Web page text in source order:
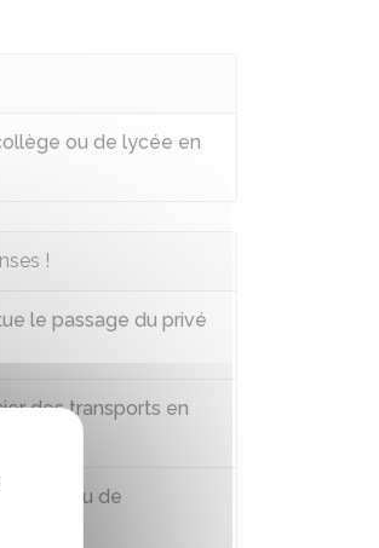
ou de lycée en
!
le passage du privé
des transports en
voie ou de